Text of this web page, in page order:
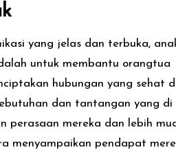
yang jelas dan terbuka,
untuk membantu orangtua
hubungan yang sehat
dan tantangan yang di
perasaan mereka dan lebih
menyampaikan pendapat